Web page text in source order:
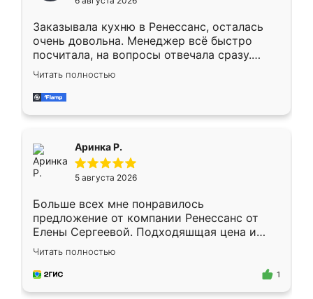
мебели буду заказывать только здесь.
Заказывала кухню в Ренессанс, осталась
очень довольна. Менеджер всё быстро
посчитала, на вопросы отвечала сразу.
Замерщик приехал в субботу, подошёл к
делу со всей ответственностью. Собрали
за день, ребята работали аккуратно, даже
Читать полностью
Аринка Р.
5 августа 2026
Больше всех мне понравилось
предложение от компании Ренессанс от
Елены Сергеевой. Подходяшщая цена и
короткие сроки изготовления. Приехавший
для замера сотрудник Владислав
предложил по моему эскизу самый
Читать полностью
1